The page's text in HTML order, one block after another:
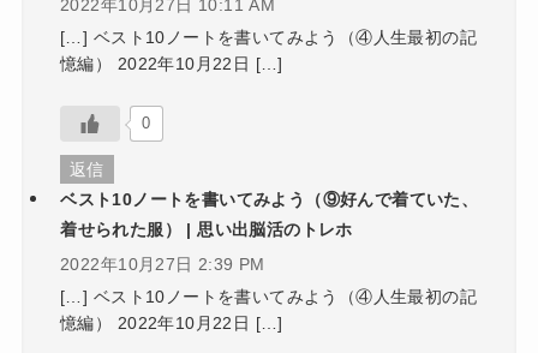
2022年10月27日 10:11 AM
[…] ベスト10ノートを書いてみよう（④人生最初の記
憶編） 2022年10月22日 […]
0
返信
ベスト10ノートを書いてみよう（⑨好んで着ていた、
着せられた服） | 思い出脳活のトレホ
2022年10月27日 2:39 PM
[…] ベスト10ノートを書いてみよう（④人生最初の記
憶編） 2022年10月22日 […]